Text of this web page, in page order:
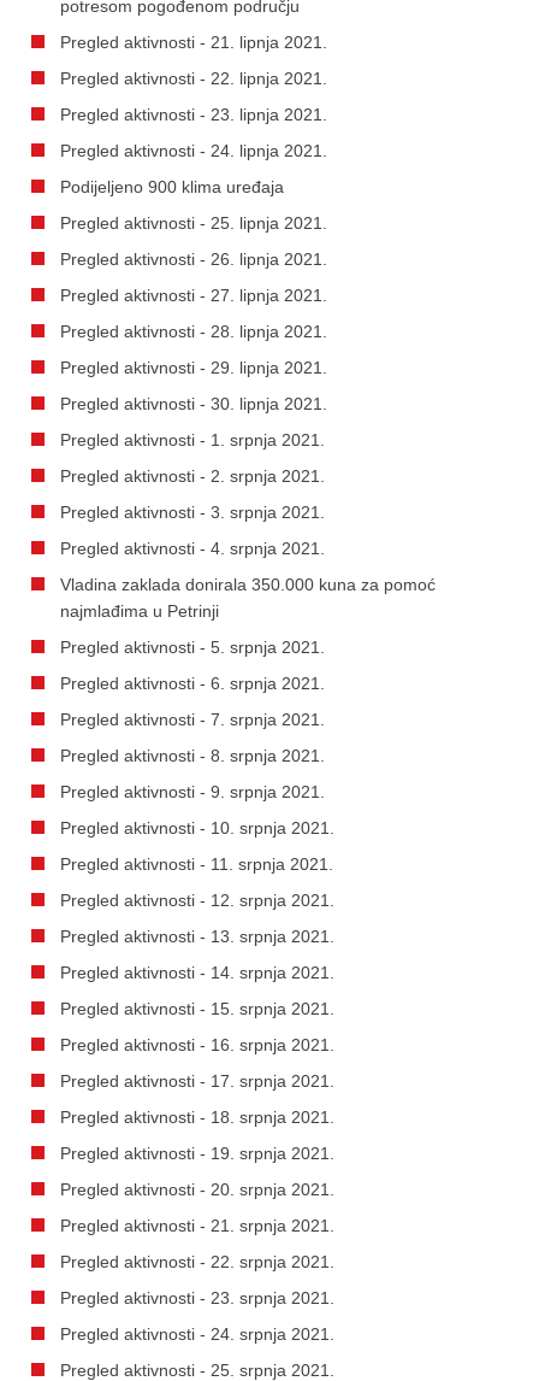
potresom pogođenom području
Pregled aktivnosti - 21. lipnja 2021.
Pregled aktivnosti - 22. lipnja 2021.
Pregled aktivnosti - 23. lipnja 2021.
Pregled aktivnosti - 24. lipnja 2021.
Podijeljeno 900 klima uređaja
Pregled aktivnosti - 25. lipnja 2021.
Pregled aktivnosti - 26. lipnja 2021.
Pregled aktivnosti - 27. lipnja 2021.
Pregled aktivnosti - 28. lipnja 2021.
Pregled aktivnosti - 29. lipnja 2021.
Pregled aktivnosti - 30. lipnja 2021.
Pregled aktivnosti - 1. srpnja 2021.
Pregled aktivnosti - 2. srpnja 2021.
Pregled aktivnosti - 3. srpnja 2021.
Pregled aktivnosti - 4. srpnja 2021.
Vladina zaklada donirala 350.000 kuna za pomoć
najmlađima u Petrinji
Pregled aktivnosti - 5. srpnja 2021.
Pregled aktivnosti - 6. srpnja 2021.
Pregled aktivnosti - 7. srpnja 2021.
Pregled aktivnosti - 8. srpnja 2021.
Pregled aktivnosti - 9. srpnja 2021.
Pregled aktivnosti - 10. srpnja 2021.
Pregled aktivnosti - 11. srpnja 2021.
Pregled aktivnosti - 12. srpnja 2021.
Pregled aktivnosti - 13. srpnja 2021.
Pregled aktivnosti - 14. srpnja 2021.
Pregled aktivnosti - 15. srpnja 2021.
Pregled aktivnosti - 16. srpnja 2021.
Pregled aktivnosti - 17. srpnja 2021.
Pregled aktivnosti - 18. srpnja 2021.
Pregled aktivnosti - 19. srpnja 2021.
Pregled aktivnosti - 20. srpnja 2021.
Pregled aktivnosti - 21. srpnja 2021.
Pregled aktivnosti - 22. srpnja 2021.
Pregled aktivnosti - 23. srpnja 2021.
Pregled aktivnosti - 24. srpnja 2021.
Pregled aktivnosti - 25. srpnja 2021.